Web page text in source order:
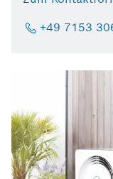
+49 7153